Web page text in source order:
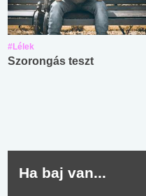
#Lélek
Szorongás teszt
Ha baj van...